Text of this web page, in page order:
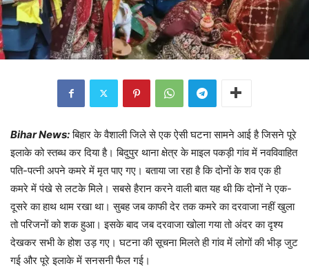
Bihar News: बिहार के वैशाली जिले से एक ऐसी घटना सामने आई है जिसने पूरे
इलाके को स्तब्ध कर दिया है। बिदुपुर थाना क्षेत्र के माइल पकड़ी गांव में नवविवाहित
पति-पत्नी अपने कमरे में मृत पाए गए। बताया जा रहा है कि दोनों के शव एक ही
कमरे में पंखे से लटके मिले। सबसे हैरान करने वाली बात यह थी कि दोनों ने एक-
दूसरे का हाथ थाम रखा था। सुबह जब काफी देर तक कमरे का दरवाजा नहीं खुला
तो परिजनों को शक हुआ। इसके बाद जब दरवाजा खोला गया तो अंदर का दृश्य
देखकर सभी के होश उड़ गए। घटना की सूचना मिलते ही गांव में लोगों की भीड़ जुट
गई और पूरे इलाके में सनसनी फैल गई।